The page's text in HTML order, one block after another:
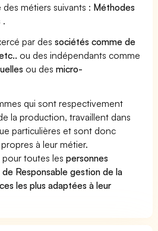
métiers suivants : Méthodes
.
par dessociétés comme de
ou des indépendants comme
ou desmicro-
qui sont respectivement
la production, travaillent dans
particulières et sont donc
à leur métier.
pour toutes lespersonnes
Responsable gestion de la
les plus adaptées à leur